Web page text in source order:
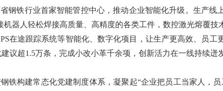
钢铁行业首家智能管控中心，推动企业智能化升级。生产线
机器人轻松焊接高质量、高精度的各类工件，数控激光熔覆
在途跟踪系统等智能化、数字化项目，让生产更高效、员工
议超1.5万条，完成小改小革千余项，创新活力在一线持续迸
铁构建常态化党建制度体系，凝聚起“企业把员工当家人，